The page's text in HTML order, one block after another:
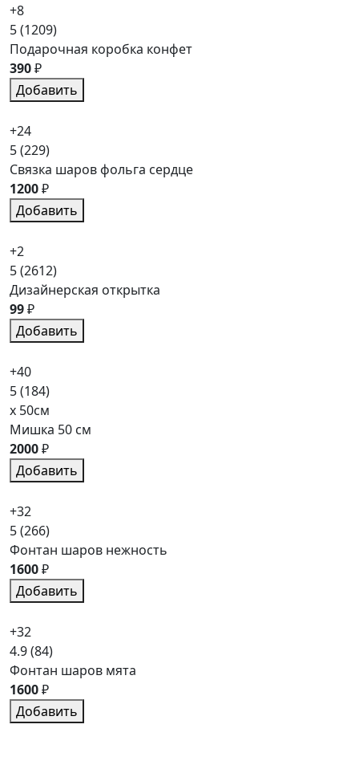
+8
5(1209)
Подарочная коробка конфет
390₽
Добавить
+24
5(229)
Связка шаров фольга сердце
1200₽
Добавить
+2
5(2612)
Дизайнерская открытка
99₽
Добавить
+40
5(184)
x 50см
Мишка 50 см
2000₽
Добавить
+32
5(266)
Фонтан шаров нежность
1600₽
Добавить
+32
4.9(84)
Фонтан шаров мята
1600₽
Добавить